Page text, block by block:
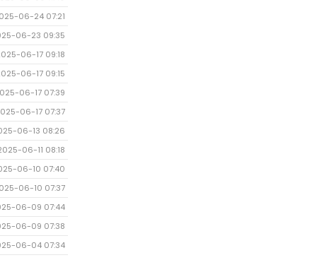
06-24 07:21
06-23 09:35
06-17 09:18
06-17 09:15
06-17 07:39
06-17 07:37
06-13 08:26
06-11 08:18
06-10 07:40
06-10 07:37
06-09 07:44
06-09 07:38
06-04 07:34